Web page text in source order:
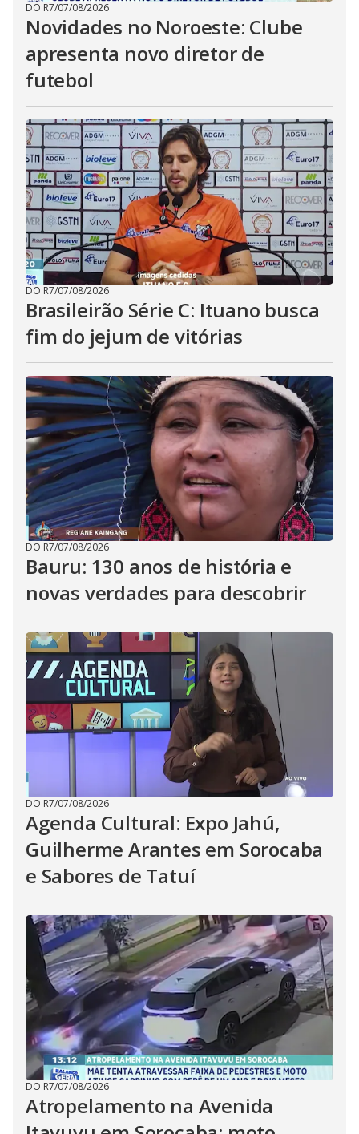
DO R7/07/08/2026
Novidades no Noroeste: Clube
apresenta novo diretor de
futebol
DO R7/07/08/2026
Brasileirão Série C: Ituano busca
fim do jejum de vitórias
DO R7/07/08/2026
Bauru: 130 anos de história e
novas verdades para descobrir
DO R7/07/08/2026
Agenda Cultural: Expo Jahú,
Guilherme Arantes em Sorocaba
e Sabores de Tatuí
DO R7/07/08/2026
Atropelamento na Avenida